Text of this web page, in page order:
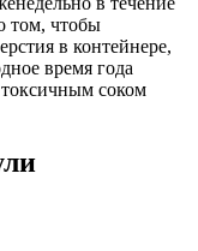
том, чтобы
в контейнере,
время года
соком